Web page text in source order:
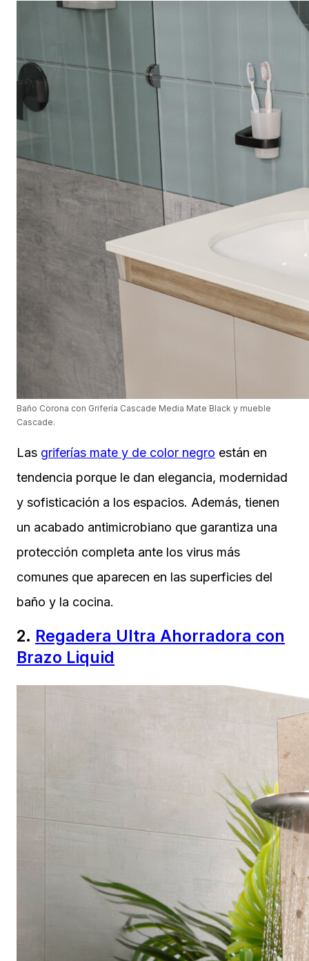
Baño Corona con Grifería Cascade Media Mate Black y mueble
Cascade.
Las griferías mate y de color negro están en
tendencia porque le dan elegancia, modernidad
y sofisticación a los espacios. Además, tienen
un acabado antimicrobiano que garantiza una
protección completa ante los virus más
comunes que aparecen en las superficies del
baño y la cocina.
2. Regadera Ultra Ahorradora con
Brazo Liquid